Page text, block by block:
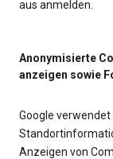
aus anmelden.
Anonymisierte
anzeigen sowie
Google
Anzeigen von